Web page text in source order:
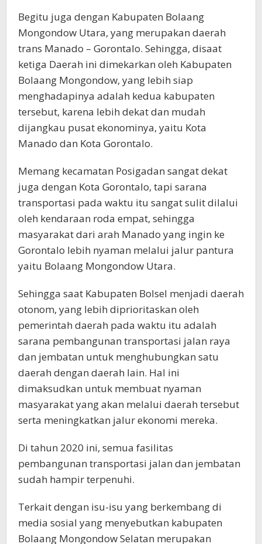
Begitu juga dengan Kabupaten Bolaang
Mongondow Utara, yang merupakan daerah
trans Manado – Gorontalo. Sehingga, disaat
ketiga Daerah ini dimekarkan oleh Kabupaten
Bolaang Mongondow, yang lebih siap
menghadapinya adalah kedua kabupaten
tersebut, karena lebih dekat dan mudah
dijangkau pusat ekonominya, yaitu Kota
Manado dan Kota Gorontalo.
Memang kecamatan Posigadan sangat dekat
juga dengan Kota Gorontalo, tapi sarana
transportasi pada waktu itu sangat sulit dilalui
oleh kendaraan roda empat, sehingga
masyarakat dari arah Manado yang ingin ke
Gorontalo lebih nyaman melalui jalur pantura
yaitu Bolaang Mongondow Utara.
Sehingga saat Kabupaten Bolsel menjadi daerah
otonom, yang lebih diprioritaskan oleh
pemerintah daerah pada waktu itu adalah
sarana pembangunan transportasi jalan raya
dan jembatan untuk menghubungkan satu
daerah dengan daerah lain. Hal ini
dimaksudkan untuk membuat nyaman
masyarakat yang akan melalui daerah tersebut
serta meningkatkan jalur ekonomi mereka.
Di tahun 2020 ini, semua fasilitas
pembangunan transportasi jalan dan jembatan
sudah hampir terpenuhi.
Terkait dengan isu-isu yang berkembang di
media sosial yang menyebutkan kabupaten
Bolaang Mongondow Selatan merupakan